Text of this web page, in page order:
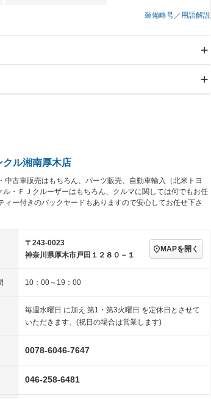
装備略号／用語解説
クリーンディーゼル
－ 電動格納ミラー
－ ハーフレザーシート
－ ポータブルナビ － バックカメラ
スマートキー － ローダウン
オットマン － 電動格納サードシート
ル湘南厚木店
古車販売はもちろん、パーツ販売、自動車輸入（北米トヨ
・ＦＪクルーザーはもちろん、クルマに関しては何でもお任
ー付きのバックヤードもありますので安心してお任せ下さ
〒243-0023
神奈川県厚木市戸田１２８０－１
MAPを開く
10：00～19：00
毎週水曜日 に加え 第1・第3火曜日 を定休日とさせて
いただきます。(祝日の場合は営業します)
0078-6046-7647
046-258-6481